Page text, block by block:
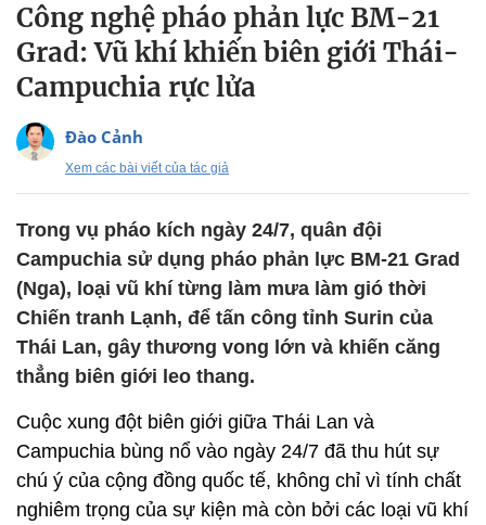
Công nghệ pháo phản lực BM-21
Grad: Vũ khí khiến biên giới Thái-
Campuchia rực lửa
Đào Cảnh
Xem các bài viết của tác giả
Trong vụ pháo kích ngày 24/7, quân đội
Campuchia sử dụng pháo phản lực BM-21 Grad
(Nga), loại vũ khí từng làm mưa làm gió thời
Chiến tranh Lạnh, để tấn công tỉnh Surin của
Thái Lan, gây thương vong lớn và khiến căng
thẳng biên giới leo thang.
Cuộc xung đột biên giới giữa Thái Lan và
Campuchia bùng nổ vào ngày 24/7 đã thu hút sự
chú ý của cộng đồng quốc tế, không chỉ vì tính chất
nghiêm trọng của sự kiện mà còn bởi các loại vũ khí